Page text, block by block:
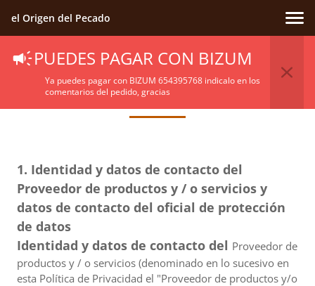
el Origen del Pecado
PUEDES PAGAR CON BIZUM
Ya puedes pagar con BIZUM 654395768 indicalo en los
comentarios del pedido, gracias
Política De Privacidad
1. Identidad y datos de contacto del
Proveedor de productos y / o servicios y
datos de contacto del oficial de protección
de datos
Identidad y datos de contacto del Proveedor de
productos y / o servicios (denominado en lo sucesivo en
esta Política de Privacidad el "Proveedor de productos y/o